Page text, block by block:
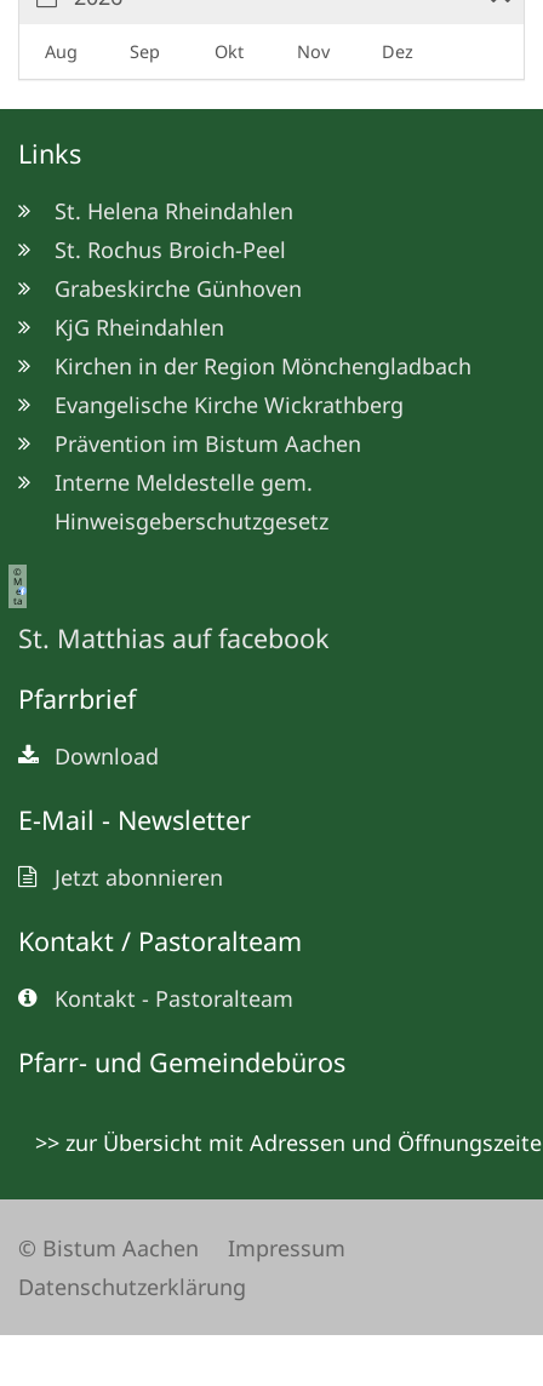
Aug Sep Okt Nov Dez
Links
St. Helena Rheindahlen
St. Rochus Broich-Peel
Grabeskirche Günhoven
KjG Rheindahlen
Kirchen in der Region Mönchengladbach
Evangelische Kirche Wickrathberg
Prävention im Bistum Aachen
Interne Meldestelle gem.
Hinweisgeberschutzgesetz
©
M
e
ta
St. Matthias auf facebook
Pfarrbrief
Download
E-Mail - Newsletter
Jetzt abonnieren
Kontakt / Pastoralteam
Kontakt - Pastoralteam
Pfarr- und Gemeindebüros
>> zur Übersicht mit Adressen und
© Bistum Aachen
Impressum
Datenschutzerklärung